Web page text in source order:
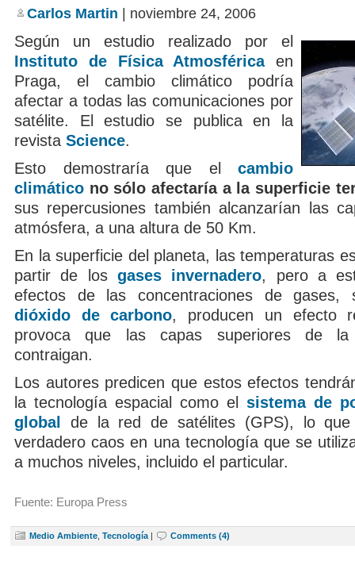
Carlos Martin | noviembre 24, 2006
Según un estudio realizado por el
Instituto de Física Atmosféricaen
Praga, el cambio climático podría
afectar a todas las comunicaciones por
satélite. El estudio se publica en la
revista Science.
Esto demostraría que el cambio
climático no sólo afectaría a la superficie
sus repercusiones también alcanzarían las
atmósfera, a una altura de 50 Km.
En la superficie del planeta, las temperaturas
partir de los gases invernadero, pero a
efectos de las concentraciones de gases,
dióxido de carbono, producen un efecto
provoca que las capas superiores de
contraigan.
Los autores predicen que estos efectos
la tecnología espacial como el sistema de
global
de la red de satélites (GPS), lo que
verdadero caos en una tecnología que se
a muchos niveles, incluido el particular.
Fuente: Europa Press
Medio Ambiente Tecnología | Comments (4)